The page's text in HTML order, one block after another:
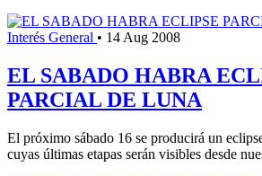
Interés General • 14 Aug 2008
EL SABADO HABRA
PARCIAL DE LUNA
El próximo sábado 16 se producirá un
cuyas últimas etapas serán visibles desde